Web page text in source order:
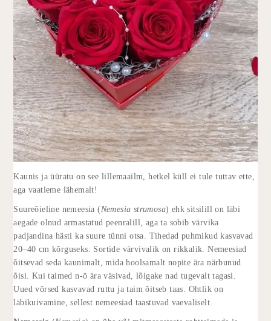
Kaunis ja üüratu on see lillemaailm, hetkel küll ei tule tuttav ette,
aga vaatleme lähemalt!
Suureõieline nemeesia ( Nemesia strumosa) ehk sitsilill on läbi
aegade olnud armastatud peenralill, aga ta sobib värvika
padjandina hästi ka suure tünni otsa. Tihedad puhmikud kasvavad
20–40 cm kõrguseks. Sortide värvivalik on rikkalik. Nemeesiad
õitsevad seda kaunimalt, mida hoolsamalt nopite ära närbunud
õisi. Kui taimed n-ö ära väsivad, lõigake nad tugevalt tagasi.
Uued võrsed kasvavad ruttu ja taim õitseb taas. Ohtlik on
läbikuivamine, sellest nemeesiad taastuvad vaevaliselt.